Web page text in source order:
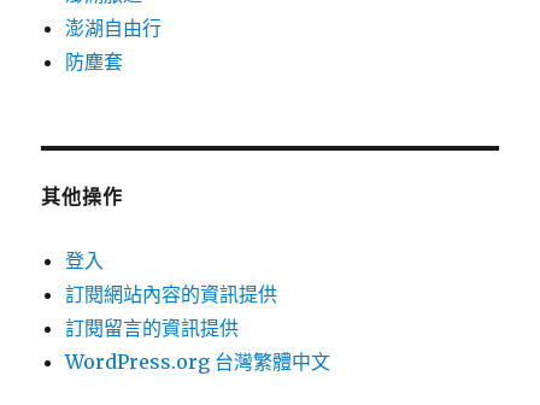
澎湖自由行
防塵套
其他操作
登入
訂閱網站內容的資訊提供
訂閱留言的資訊提供
WordPress.org 台灣繁體中文